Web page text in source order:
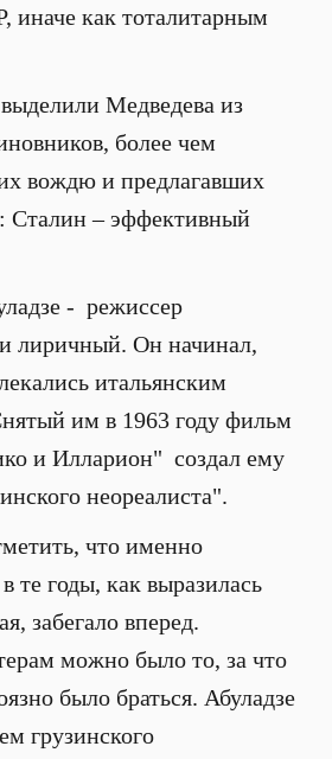
иначе как тоталитарным
Медведева из
более чем
вождю и предлагавших
Сталин – эффективный
- режиссер
лиричный. Он начинал,
итальянским
им в 1963 году фильм
и Илларион" создал ему
неореалиста".
что именно
те годы, как выразилась
забегало вперед.
можно было то, за что
было браться. Абуладзе
грузинского